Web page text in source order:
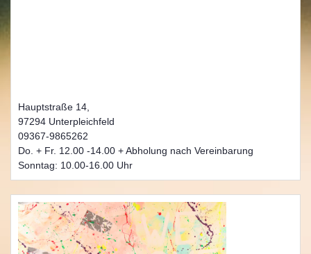
Hauptstraße 14,
97294 Unterpleichfeld
09367-9865262
Do. + Fr. 12.00 -14.00 + Abholung nach Vereinbarung
Sonntag: 10.00-16.00 Uhr